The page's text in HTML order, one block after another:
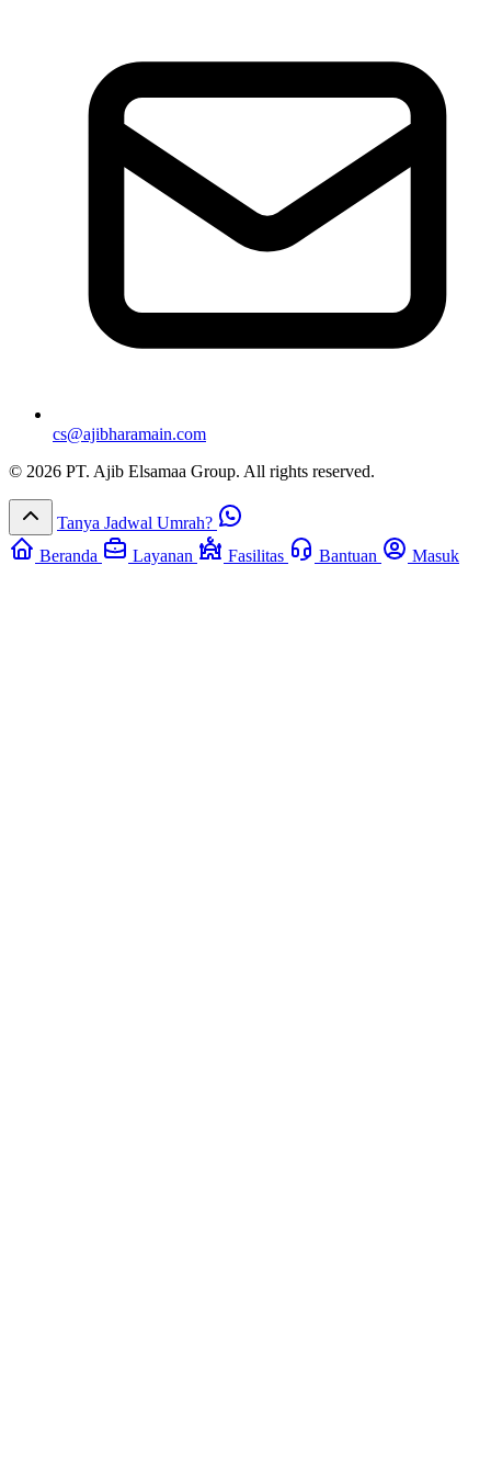
cs@ajibharamain.com
© 2026 PT. Ajib Elsamaa Group. All rights reserved.
Tanya Jadwal Umrah?
Beranda
Layanan Fasilitas Bantuan Masuk